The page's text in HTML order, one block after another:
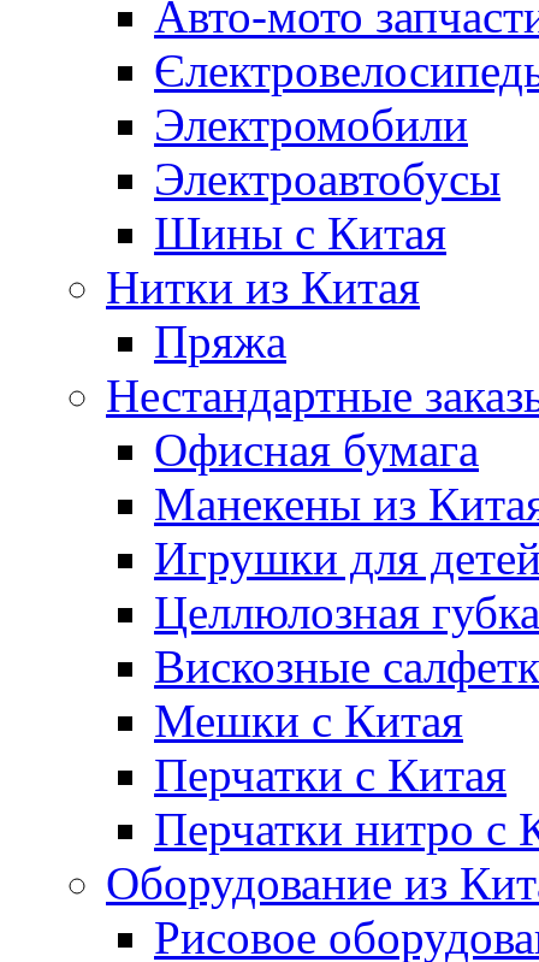
Авто-мото
Электромобили
Электроавтобусы
Шины с Китая
Нитки из Китая
Пряжа
Нестандартные
Офисная бумага
Манекены из
Игрушки для
Целлюлозная губка
Вискозные
Мешки с Китая
Перчатки с Китая
Перчатки нитро с
Оборудование из
Рисовое